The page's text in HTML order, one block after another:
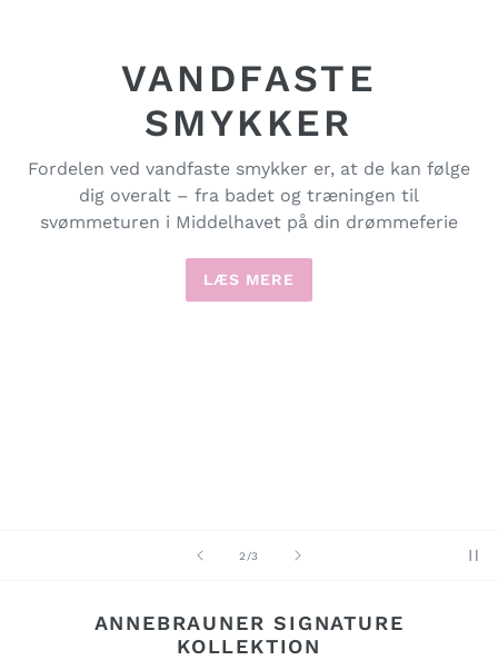
2 /af
3
VANDFASTE
SMYKKER
Fordelen ved vandfaste smykker er, at de kan følge
dig overalt – fra badet og træningen til
svømmeturen i Middelhavet på din drømmeferie
LÆS MERE
ANNEBRAUNER SIGNATURE
KOLLEKTION